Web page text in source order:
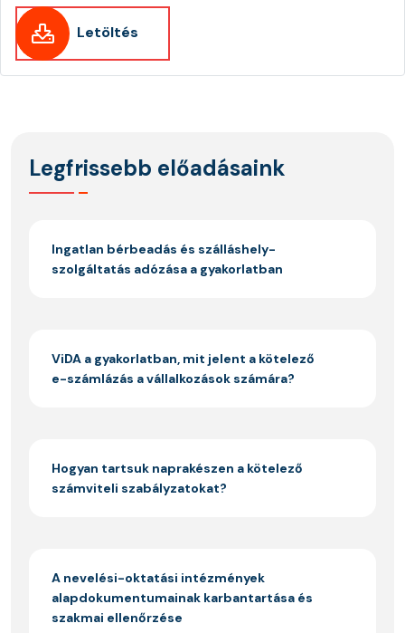
Letöltés
Legfrissebb előadásaink
Ingatlan bérbeadás és szálláshely-
szolgáltatás adózása a gyakorlatban
ViDA a gyakorlatban, mit jelent a kötelező
e-számlázás a vállalkozások számára?
Hogyan tartsuk naprakészen a kötelező
számviteli szabályzatokat?
A nevelési-oktatási intézmények
alapdokumentumainak karbantartása és
szakmai ellenőrzése